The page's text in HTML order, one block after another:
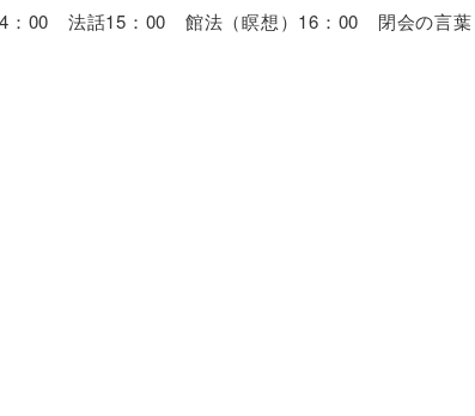
：00 法話15：00 館法（瞑想）16：00 閉会の言葉